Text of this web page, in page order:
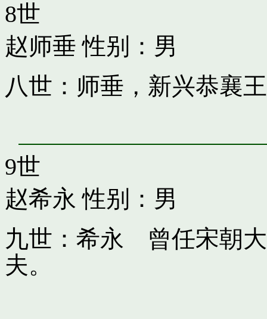
8世
赵师垂 性别：男
八世：师垂，新兴恭襄王
9世
赵希永 性别：男
九世：希永 曾任宋朝
夫。